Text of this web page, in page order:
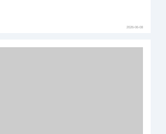
2026-06-08